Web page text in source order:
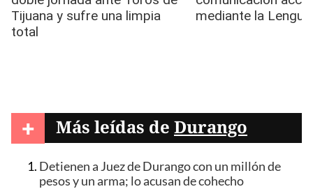
+ Más leídas de Durango
Detienen a Juez de Durango con un millón de
pesos y un arma; lo acusan de cohecho